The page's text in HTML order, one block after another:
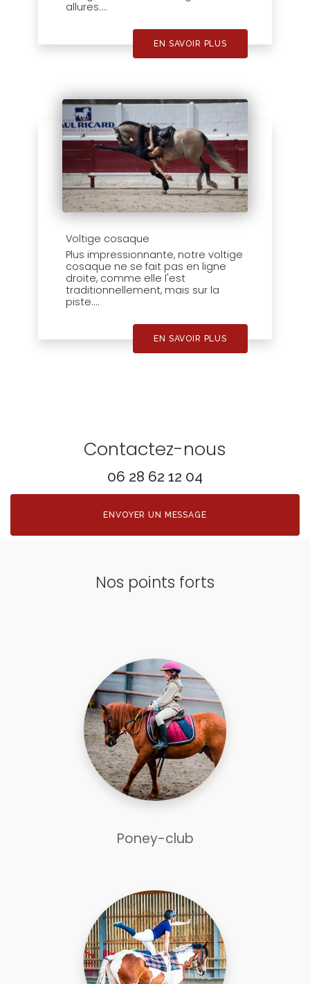
allures....
EN SAVOIR PLUS
Voltige cosaque
Plus impressionnante, notre voltige
cosaque ne se fait pas en ligne
droite, comme elle l'est
traditionnellement, mais sur la
piste....
EN SAVOIR PLUS
Contactez-nous
06 28 62 12 04
ENVOYER UN MESSAGE
Nos points forts
Poney-club